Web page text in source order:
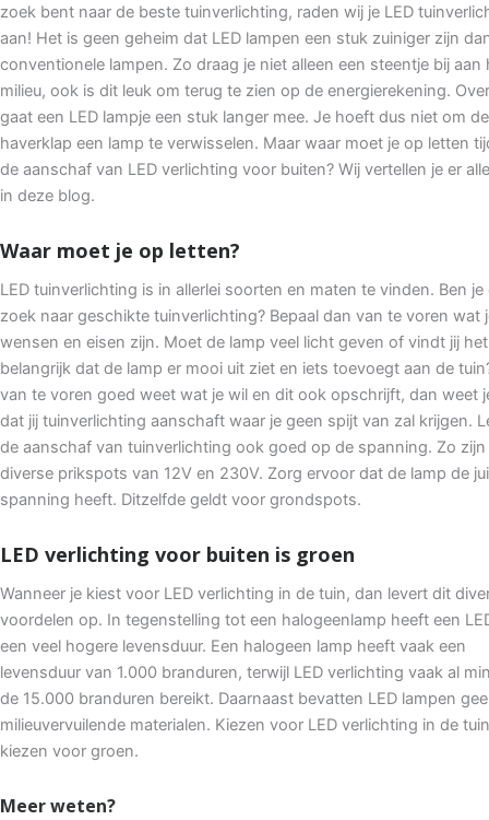
zoek bent naar de beste tuinverlichting, raden wij je LED
aan! Het is geen geheim dat LED lampen een stuk zuiniger zijn
conventionele lampen. Zo draag je niet alleen een steentje bij aan
milieu, ook is dit leuk om terug te zien op de energierekening.
gaat een LED lampje een stuk langer mee. Je hoeft dus niet om de
haverklap een lamp te verwisselen. Maar waar moet je op letten
de aanschaf van LED verlichting voor buiten? Wij vertellen je er
in deze blog.
Waar moet je op letten?
LED tuinverlichting is in allerlei soorten en maten te vinden. Ben je
zoek naar geschikte tuinverlichting? Bepaal dan van te voren wat
wensen en eisen zijn. Moet de lamp veel licht geven of vindt jij
belangrijk dat de lamp er mooi uit ziet en iets toevoegt aan de
van te voren goed weet wat je wil en dit ook opschrijft, dan weet
dat jij tuinverlichting aanschaft waar je geen spijt van zal krijgen.
de aanschaf van tuinverlichting ook goed op de spanning. Zo zijn
diverse prikspots van 12V en 230V. Zorg ervoor dat de lamp de
spanning heeft. Ditzelfde geldt voor grondspots.
LED verlichting voor buiten is groen
Wanneer je kiest voor LED verlichting in de tuin, dan levert dit
voordelen op. In tegenstelling tot een halogeenlamp heeft een
een veel hogere levensduur. Een halogeen lamp heeft vaak een
levensduur van 1.000 branduren, terwijl LED verlichting vaak al
de 15.000 branduren bereikt. Daarnaast bevatten LED lampen
milieuvervuilende materialen. Kiezen voor LED verlichting in de
kiezen voor groen.
Meer weten?